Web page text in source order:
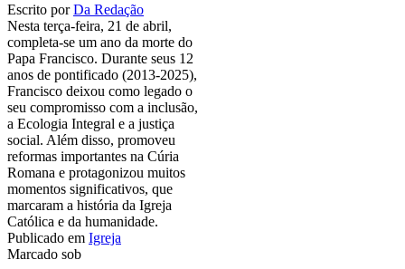
Escrito porDa Redação
Nesta terça-feira, 21 de abril,
completa-se um ano da morte do
Papa Francisco. Durante seus 12
anos de pontificado (2013-2025),
Francisco deixou como legado o
seu compromisso com a inclusão,
a Ecologia Integral e a justiça
social. Além disso, promoveu
reformas importantes na Cúria
Romana e protagonizou muitos
momentos significativos, que
marcaram a história da Igreja
Católica e da humanidade.
Publicado em Igreja
Marcado sob